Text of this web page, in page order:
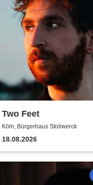
Two Feet
Köln, Bürgerhaus Stollwerck
18.08.2026